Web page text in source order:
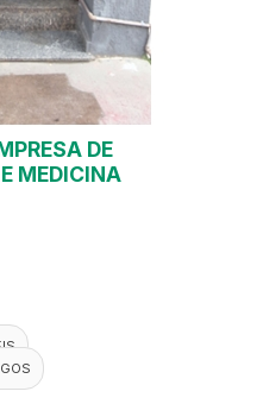
DE
MEDICINA